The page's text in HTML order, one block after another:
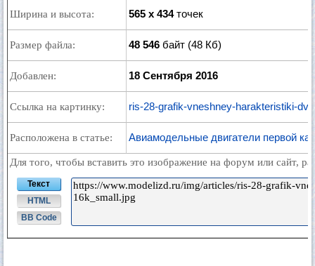
Ширина и высота: 565 x 434точек
Размер файла: 48 546 байт (48 Кб)
Добавлен: 18 Сентября 2016
Ссылка на картинку: ris-28-grafik-vneshney-harakteristiki-
Расположена в статье: Авиамодельные двигатели первой
Для того, чтобы вставить это изображение на форум или сайт,
Текст
HTML
BB Code